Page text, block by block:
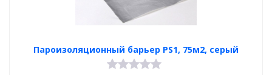
Пароизоляционный барьер PS1, 75м2, серый